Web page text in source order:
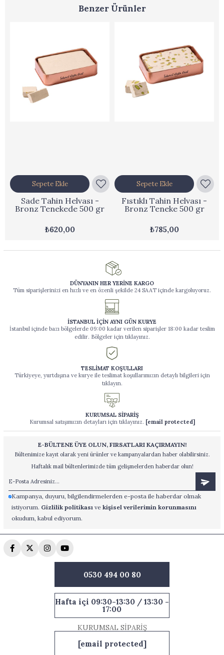
Benzer Ürünler
Sade Tahin Helvası -
Bronz Tenekede 500 gr
₺620,00
Sepete Ekle
Fıstıklı Tahin Helvası -
Bronz Teneke 500 gr
₺785,00
Sepete Ekle
DÜNYANIN HER YERİNE KARGO
Tüm siparişlerinizi en hızlı ve en özenli şekilde 24 SAAT içinde kargoluyoruz.
İSTANBUL İÇİN AYNI GÜN KURYE
İstanbul içinde bazı bölgelerde 09:00 kadar verilen siparişler 18:00 kadar teslim
edilir. Bölgeler için tıklayınız.
TESLİMAT KOŞULLARI
Türkiyeye, yurtdışına ve kurye ile teslimat koşullarımızın detaylı bilgileri için
tıklayın.
KURUMSAL SİPARİŞ
Kurumsal satışımızın detayları için tıklayınız. [email protected]
E-BÜLTENE ÜYE OLUN, FIRSATLARI KAÇIRMAYIN!
Bültenimize kayıt olarak yeni ürünler ve kampanyalardan haber olabilirsiniz.
Haftalık mail bültenlerimizde tüm gelişmelerden haberdar olun!
Kampanya, duyuru, bilgilendirmelerden e-posta ile haberdar olmak
istiyorum. Gizlilik politikasıve kişisel verilerimin korunmasını
okudum, kabul ediyorum.
0530 494 00 80
Hafta içi 09:30-13:30 / 13:30 -
17:00
KURUMSAL SİPARİŞ
[email protected]